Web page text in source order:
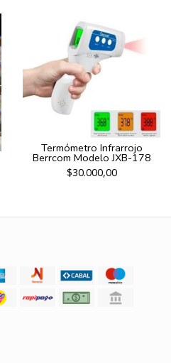
Termómetro Infrarrojo
Berrcom Modelo JXB-178
$30.000,00